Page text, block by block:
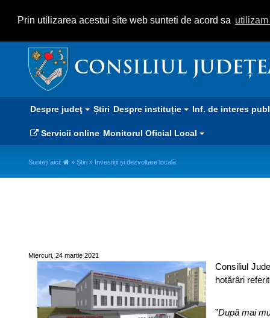
Prin utilizarea acestui site web sunteti de acord sa
CONSILIUL
Despre judeţ Știri Despre instituție Inf. de interes
Servicii online Monitorul Oficial Local
Sunteți aici: » Știri » Investiții și dezvoltare locală
Miercuri, 24 martie 2021
Consiliul
hotărâri
”După mai